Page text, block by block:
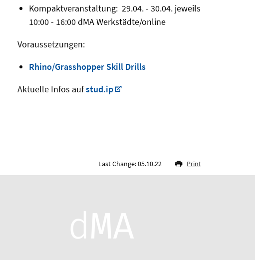
Kompaktveranstaltung: 29.04. - 30.04. jeweils
10:00 - 16:00 dMA Werkstädte/online
Voraussetzungen:
Rhino/Grasshopper Skill Drills
Aktuelle Infos aufstud.ip
Last Change: 05.10.22 Print